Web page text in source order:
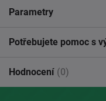
Parametry
Potřebujete pomoc s
Hodnocení (0)